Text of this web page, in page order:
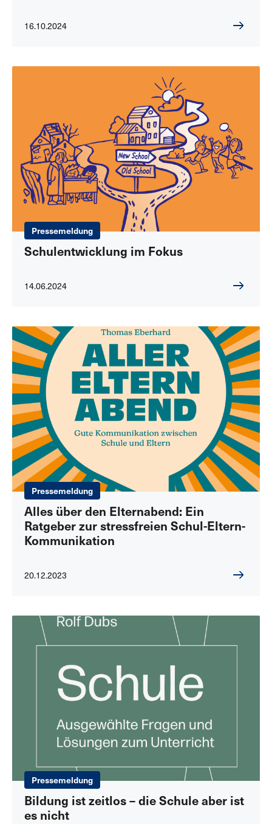
16.10.2024
Pressemeldung
Schulentwicklung im Fokus
14.06.2024
Pressemeldung
Alles über den Elternabend: Ein
Ratgeber zur stressfreien Schul-Eltern-
Kommunikation
20.12.2023
Pressemeldung
Bildung ist zeitlos – die Schule aber ist
es nicht